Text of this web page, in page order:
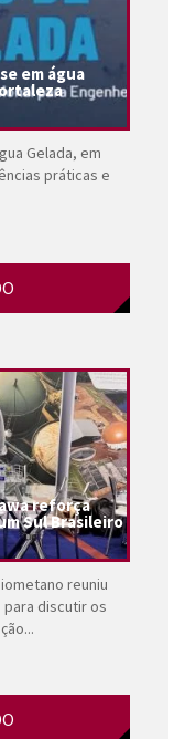
em água
Gelada, em
práticas e
reforça
Sul Brasileiro
reuniu
discutir os